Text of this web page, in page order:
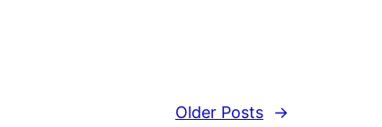
Older Posts →